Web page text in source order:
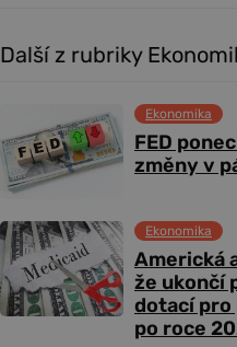
Další z rubriky
FED
změny v
Ekonomika
Americká
že ukončí
dotací pro
po roce
Ekonomika